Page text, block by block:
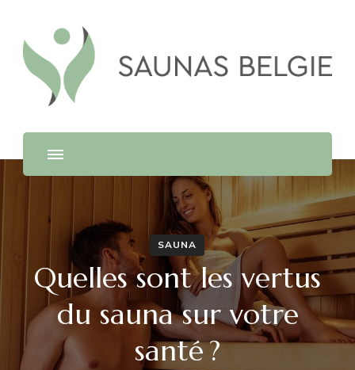
Saunas Belgie
SAUNA
Quelles sont les vertus
du sauna sur votre
santé ?